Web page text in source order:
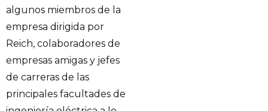
algunos miembros de la
empresa dirigida por
Reich, colaboradores de
empresas amigas y jefes
de carreras de las
principales facultades de